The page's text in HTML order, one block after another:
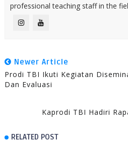
professional teaching staff in the
Newer Article
Prodi TBI Ikuti Kegiatan
Dan Evaluasi
Kaprodi TBI Hadiri
RELATED POST